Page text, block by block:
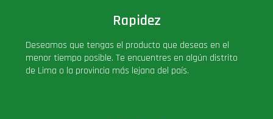
Rapidez
Deseamos que tengas el producto que deseas en el
menor tiempo posible. Te encuentres en algún distrito
de Lima o la provincia más lejana del país.